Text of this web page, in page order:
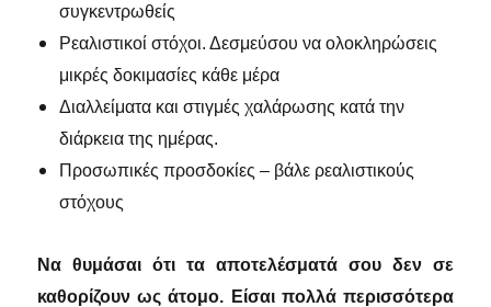
συγκεντρωθείς
Ρεαλιστικοί στόχοι. Δεσμεύσου να ολοκληρώσεις
μικρές δοκιμασίες κάθε μέρα
Διαλλείματα και στιγμές χαλάρωσης κατά την
διάρκεια της ημέρας.
Προσωπικές προσδοκίες – βάλε ρεαλιστικούς
στόχους
Να θυμάσαι ότι τα αποτελέσματά σου δεν σε
καθορίζουν ως άτομο. Είσαι πολλά περισσότερα